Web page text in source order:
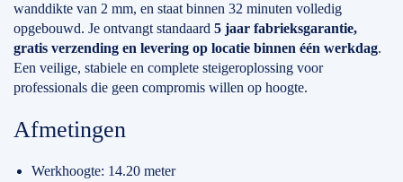
wanddikte van 2 mm, en staat binnen 32 minuten volledig
opgebouwd. Je ontvangt standaard 5 jaar fabrieksgarantie,
gratis verzending en levering op locatie binnen één werkdag.
Een veilige, stabiele en complete steigeroplossing voor
professionals die geen compromis willen op hoogte.
Afmetingen
Werkhoogte: 14.20 meter